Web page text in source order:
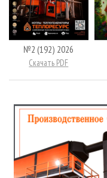
№2 (192) 2026
Скачать PDF